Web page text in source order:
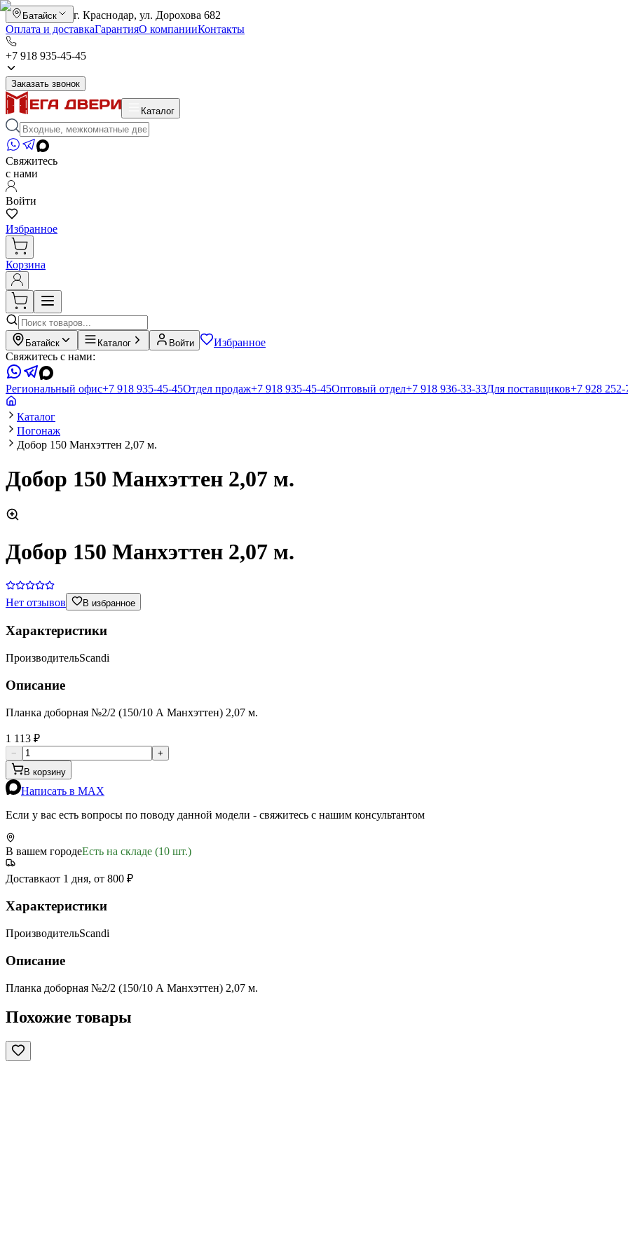
Батайск
г. Краснодар, ул. Дорохова 682
Оплата и доставкаГарантияО компанииКонтакты
+7 918 935-45-45
Заказать звонок
Каталог
Свяжитесь
с нами
Войти
Избранное
Корзина
Батайск Каталог Войти
Избранное
Свяжитесь с нами:
Региональный офис+7 918 935-45-45Отдел продаж+7 918 935-45-45Оптовый отдел+7 918 936-33-33Для поставщиков+7 928 252-
Каталог
Погонаж
Добор 150 Манхэттен 2,07 м.
Добор 150 Манхэттен 2,07 м.
Добор 150 Манхэттен 2,07 м.
Нет отзывов В избранное
Характеристики
ПроизводительScandi
Описание
Планка доборная №2/2 (150/10 А Манхэттен) 2,07 м.
1 113 ₽
−
+
В корзину
Написать в MAX
Если у вас есть вопросы по поводу данной модели - свяжитесь с нашим консультантом
В вашем городеЕсть на складе (10 шт.)
Доставкаот 1 дня, от 800 ₽
Характеристики
ПроизводительScandi
Описание
Планка доборная №2/2 (150/10 А Манхэттен) 2,07 м.
Похожие товары